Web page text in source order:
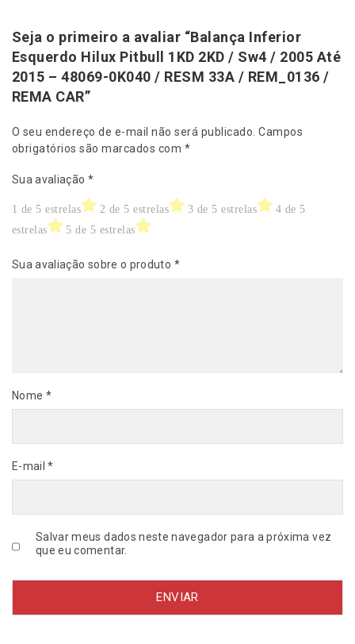
K
0
4
0
R
E
M
3
A
R
/
R
M
A
C
R
q
u
n
i
Seja o primeiro a avaliar “Balança Inferior
Esquerdo Hilux Pitbull 1KD 2KD / Sw4 / 2005 Até
2015 – 48069-0K040 / RESM 33A / REM_0136 /
REMA CAR”
O seu endereço de e-mail não será publicado. Campos
obrigatórios são marcados com *
Sua avaliação *
1 de 5 estrelas 2 de 5 estrelas 3 de 5 estrelas
4 de 5
estrelas
5 de 5 estrelas
Sua avaliação sobre o produto *
Nome *
E-mail*
Salvar meus dados neste navegador para a próxima vez
que eu comentar.